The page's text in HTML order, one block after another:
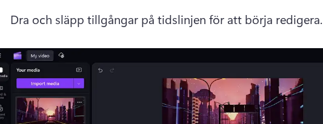
Dra och släpp tillgångar på tidslinjen för att börja redigera.